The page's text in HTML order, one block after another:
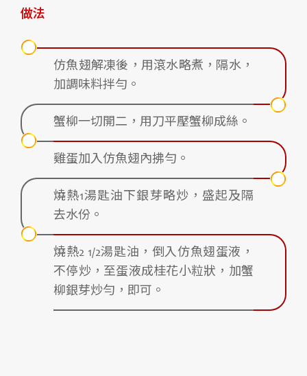
做法
仿魚翅解凍後，用滾水略煮，隔水，
加調味料拌勻。
蟹柳一切開二，用刀平壓蟹柳成絲。
雞蛋加入仿魚翅內拂勻。
燒熱1湯匙油下銀芽略炒，盛起及隔
去水份。
燒熱2 1/2湯匙油，倒入仿魚翅蛋液，
不停炒，至蛋液成桂花小粒狀，加蟹
柳銀芽炒勻，即可。